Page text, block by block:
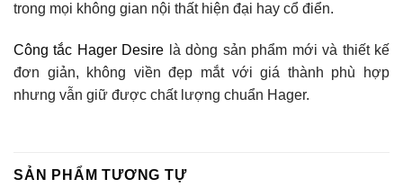
trong mọi không gian nội thất hiện đại hay cổ điển.
Công tắc Hager Desire là dòng sản phẩm mới và thiết kế
đơn giản, không viền đẹp mắt với giá thành phù hợp
nhưng vẫn giữ được chất lượng chuẩn Hager.
SẢN PHẨM TƯƠNG TỰ